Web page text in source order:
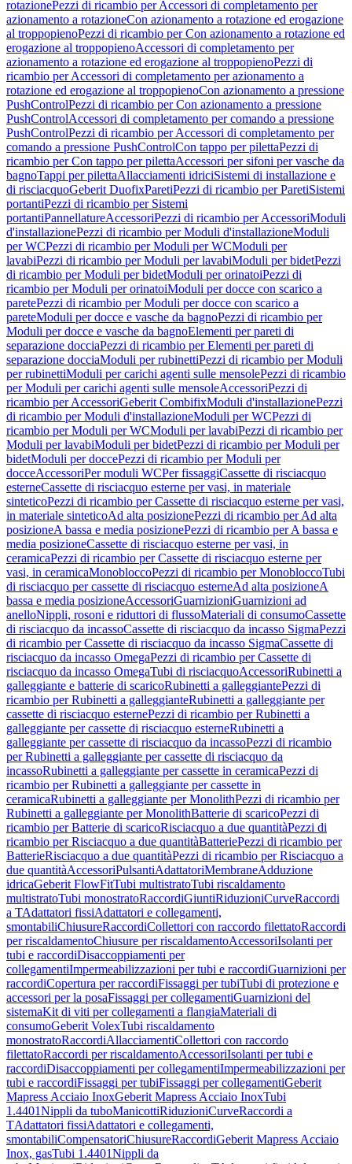
rotazionePezzi di ricambio per Accessori di completamento per
azionamento a rotazioneCon azionamento a rotazione ed erogazione
al troppopienoPezzi di ricambio per Con azionamento a rotazione ed
erogazione al troppopienoAccessori di completamento per
azionamento a rotazione ed erogazione al troppopienoPezzi di
ricambio per Accessori di completamento per azionamento a
rotazione ed erogazione al troppopienoCon azionamento a pressione
PushControlPezzi di ricambio per Con azionamento a pressione
PushControlAccessori di completamento per comando a pressione
PushControlPezzi di ricambio per Accessori di completamento per
comando a pressione PushControlCon tappo per pilettaPezzi di
ricambio per Con tappo per pilettaAccessori per sifoni per vasche da
bagnoTappi per pilettaAllacciamenti idriciSistemi di installazione e
di risciacquoGeberit DuofixParetiPezzi di ricambio per ParetiSistemi
portantiPezzi di ricambio per Sistemi
portantiPannellatureAccessoriPezzi di ricambio per AccessoriModuli
d'installazionePezzi di ricambio per Moduli d'installazioneModuli
per WCPezzi di ricambio per Moduli per WCModuli per
lavabiPezzi di ricambio per Moduli per lavabiModuli per bidetPezzi
di ricambio per Moduli per bidetModuli per orinatoiPezzi di
ricambio per Moduli per orinatoiModuli per docce con scarico a
paretePezzi di ricambio per Moduli per docce con scarico a
pareteModuli per docce e vasche da bagnoPezzi di ricambio per
Moduli per docce e vasche da bagnoElementi per pareti di
separazione docciaPezzi di ricambio per Elementi per pareti di
separazione docciaModuli per rubinettiPezzi di ricambio per Moduli
per rubinettiModuli per carichi agenti sulle mensolePezzi di ricambio
per Moduli per carichi agenti sulle mensoleAccessoriPezzi di
ricambio per AccessoriGeberit CombifixModuli d'installazionePezzi
di ricambio per Moduli d'installazioneModuli per WCPezzi di
ricambio per Moduli per WCModuli per lavabiPezzi di ricambio per
Moduli per lavabiModuli per bidetPezzi di ricambio per Moduli per
bidetModuli per doccePezzi di ricambio per Moduli per
docceAccessoriPer moduli WCPer fissaggiCassette di risciacquo
esterneCassette di risciacquo esterne per vasi, in materiale
sinteticoPezzi di ricambio per Cassette di risciacquo esterne per vasi,
in materiale sinteticoAd alta posizionePezzi di ricambio per Ad alta
posizioneA bassa e media posizionePezzi di ricambio per A bassa e
media posizioneCassette di risciacquo esterne per vasi, in
ceramicaPezzi di ricambio per Cassette di risciacquo esterne per
vasi, in ceramicaMonobloccoPezzi di ricambio per MonobloccoTubi
di risciacquo per cassette di risciacquo esterneAd alta posizioneA
bassa e media posizioneAccessoriGuarnizioniGuarnizioni ad
anelloNippli, rosoni e riduttori di flussoMateriali di consumoCassette
di risciacquo da incassoCassette di risciacquo da incasso SigmaPezzi
di ricambio per Cassette di risciacquo da incasso SigmaCassette di
risciacquo da incasso OmegaPezzi di ricambio per Cassette di
risciacquo da incasso OmegaTubi di risciacquoAccessoriRubinetti a
galleggiante e batterie di scaricoRubinetti a galleggiantePezzi di
ricambio per Rubinetti a galleggianteRubinetti a galleggiante per
cassette di risciacquo esternePezzi di ricambio per Rubinetti a
galleggiante per cassette di risciacquo esterneRubinetti a
galleggiante per cassette di risciacquo da incassoPezzi di ricambio
per Rubinetti a galleggiante per cassette di risciacquo da
incassoRubinetti a galleggiante per cassette in ceramicaPezzi di
ricambio per Rubinetti a galleggiante per cassette in
ceramicaRubinetti a galleggiante per MonolithPezzi di ricambio per
Rubinetti a galleggiante per MonolithBatterie di scaricoPezzi di
ricambio per Batterie di scaricoRisciacquo a due quantitàPezzi di
ricambio per Risciacquo a due quantitàBatteriePezzi di ricambio per
BatterieRisciacquo a due quantitàPezzi di ricambio per Risciacquo a
due quantitàAccessoriPulsantiAdattatoriMembraneAdduzione
idricaGeberit FlowFitTubi multistratoTubi riscaldamento
multistratoTubi monostratoRaccordiGiuntiRiduzioniCurveRaccordi
a TAdattatori fissiAdattatori e collegamenti,
smontabiliChiusureRaccordiCollettori con raccordo filettatoRaccordi
per riscaldamentoChiusure per riscaldamentoAccessoriIsolanti per
tubi e raccordiDisaccoppiamenti per
collegamentiImpermeabilizzazioni per tubi e raccordiGuarnizioni per
raccordiCopertura per raccordiFissaggi per tubiTubi di protezione e
accessori per la posaFissaggi per collegamentiGuarnizioni del
sistemaKit di viti per collegamenti a flangiaMateriali di
consumoGeberit VolexTubi riscaldamento
monostratoRaccordiAllacciamentiCollettori con raccordo
filettatoRaccordi per riscaldamentoAccessoriIsolanti per tubi e
raccordiDisaccoppiamenti per collegamentiImpermeabilizzazioni per
tubi e raccordiFissaggi per tubiFissaggi per collegamentiGeberit
Mapress Acciaio InoxGeberit Mapress Acciaio InoxTubi
1.4401Nippli da tuboManicottiRiduzioniCurveRaccordi a
TAdattatori fissiAdattatori e collegamenti,
smontabiliCompensatoriChiusureRaccordiGeberit Mapress Acciaio
Inox, gasTubi 1.4401Nippli da